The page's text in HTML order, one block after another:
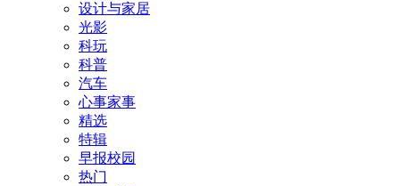
设计与家居
光影
科玩
科普
汽车
心事家事
精选
特辑
早报校园
热门